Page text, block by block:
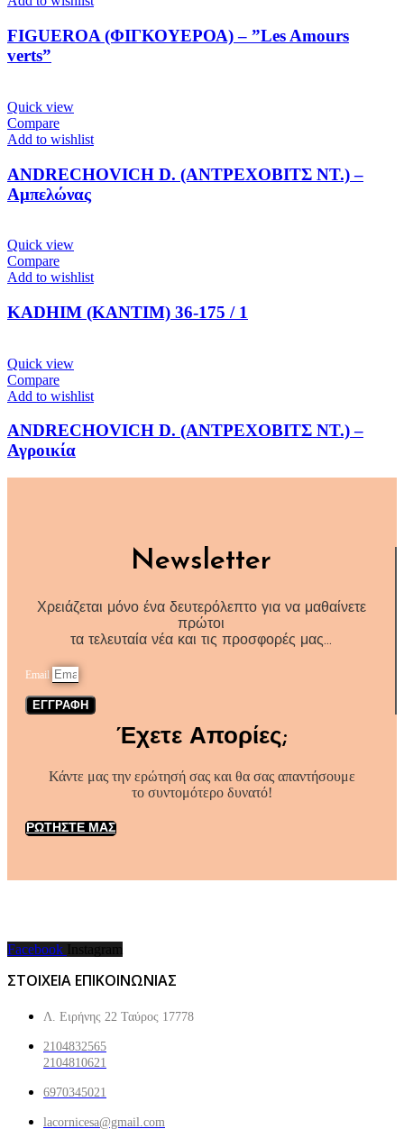
FIGUEROA (ΦΙΓΚΟΥΕΡΟΑ) – ”Les Amours
verts”
Quick view
Compare
Add to wishlist
ANDRECHOVICH D. (ΑΝΤΡΕΧΟΒΙΤΣ ΝΤ.) –
Aμπελώνας
Quick view
Compare
Add to wishlist
KADHIM (ΚΑΝΤΙΜ) 36-175 / 1
Quick view
Compare
Add to wishlist
ANDRECHOVICH D. (ΑΝΤΡΕΧΟΒΙΤΣ ΝΤ.) –
Αγροικία
Newsletter
Χρειάζεται μόνο ένα δευτερόλεπτο για να μαθαίνετε
πρώτοι
τα τελευταία νέα και τις προσφορές μας…
Email
ΕΓΓΡΑΦΗ
Έχετε Απορίες;
Κάντε μας την ερώτησή σας και θα σας απαντήσουμε
το συντομότερο δυνατό!
ΡΩΤΗΣΤΕ ΜΑΣ
Facebook Instagram
ΣΤΟΙΧΕΙΑ ΕΠΙΚΟΙΝΩΝΙΑΣ
Λ. Ειρήνης 22 Ταύρος 17778
2104832565
2104810621
6970345021
lacornicesa@gmail.com